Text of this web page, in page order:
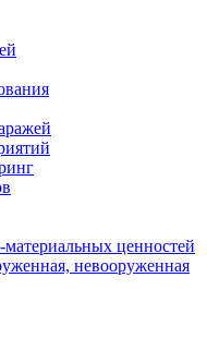
ценностей
невооруженная